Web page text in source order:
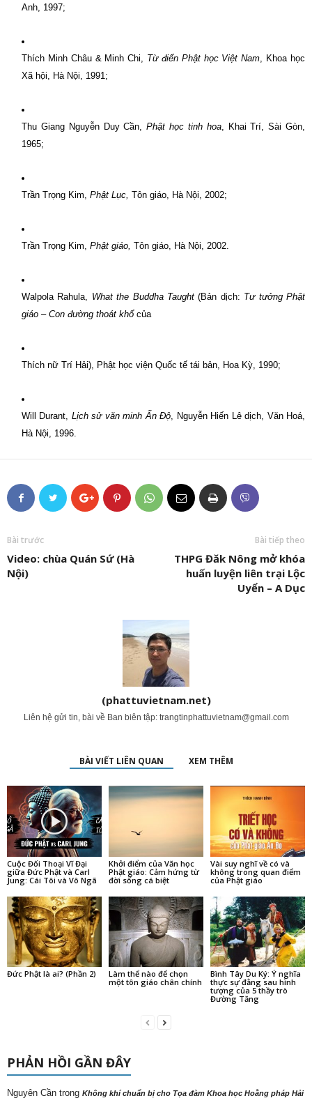
Anh, 1997;
Thích Minh Châu & Minh Chi, Từ điển Phật học Việt Nam, Khoa học
Xã hội, Hà Nội, 1991;
Thu Giang Nguyễn Duy Cần,Phật học tinh hoa, Khai Trí, Sài Gòn,
1965;
Trần Trọng Kim, Phật Lục, Tôn giáo, Hà Nội, 2002;
Trần Trọng Kim, Phật giáo, Tôn giáo, Hà Nội, 2002.
Walpola Rahula, What the Buddha Taught (Bản dịch: Tư tưởng Phật
giáo – Con đường thoát khổcủa
Thích nữ Trí Hải), Phật học viện Quốc tế tái bản, Hoa Kỳ, 1990;
Will Durant, Lịch sử văn minh Ấn Ðộ, Nguyễn Hiến Lê dịch, Văn Hoá,
Hà Nội, 1996.
Bài trước
Video: chùa Quán Sứ (Hà
Nội)
Bài tiếp theo
THPG Đăk Nông mở khóa
huấn luyện liên trại Lộc
Uyển – A Dục
(phattuvietnam.net)
Liên hệ gửi tin, bài về Ban biên tập: trangtinphattuvietnam@gmail.com
BÀI VIẾT LIÊN QUAN XEM THÊM
Cuộc Đối Thoại Vĩ Đại
giữa Đức Phật và Carl
Jung: Cái Tôi và Vô Ngã
Khởi điểm của Văn học
Phật giáo: Cảm hứng từ
đời sống cá biệt
Vài suy nghĩ về có và
không trong quan điểm
của Phật giáo
Đức Phật là ai? (Phần 2)
Làm thể nào để chọn
một tôn giáo chân chính
Bình Tây Du Ký: Ý nghĩa
thực sự đằng sau hình
tượng của 5 thầy trò
Đường Tăng
PHẢN HỒI GẦN ĐÂY
Nguyên Cần trong Không khí chuẩn bị cho Tọa đàm Khoa học Hoằng pháp Hải